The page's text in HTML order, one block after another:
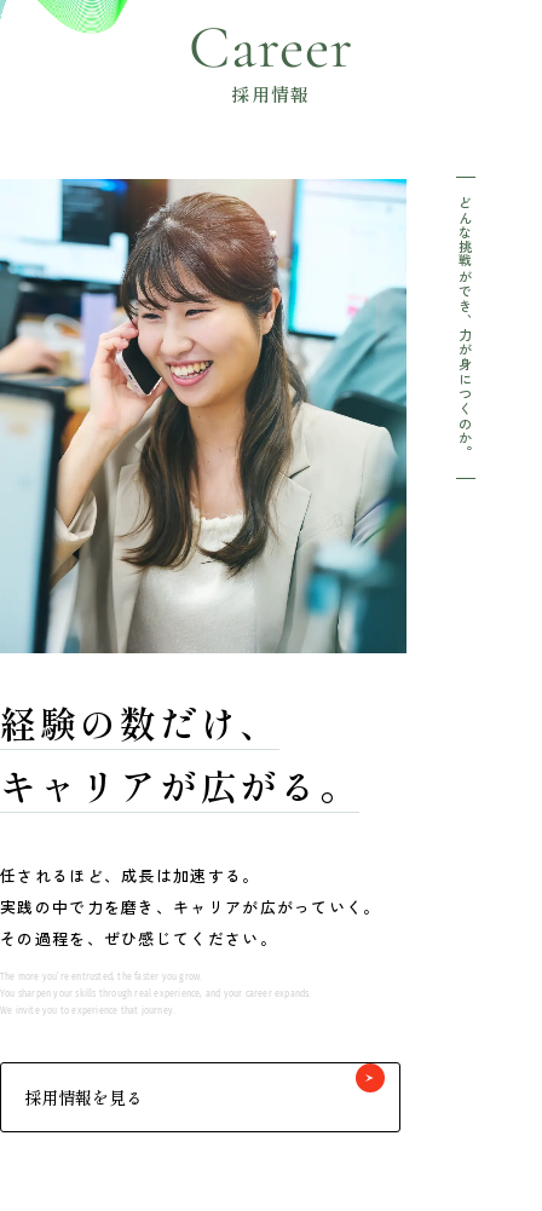
Career
採用情報
経験の数だけ、
キャリアが広がる。
任されるほど、成長は加速する。
実践の中で力を磨き、キャリアが広がっていく。
その過程を、ぜひ感じてください。
The more you’re entrusted, the faster you grow.
You sharpen your skills through real experience, and your career expands.
We invite you to experience that journey.
採用情報を見る
どんな挑戦ができ、力が身につくのか。